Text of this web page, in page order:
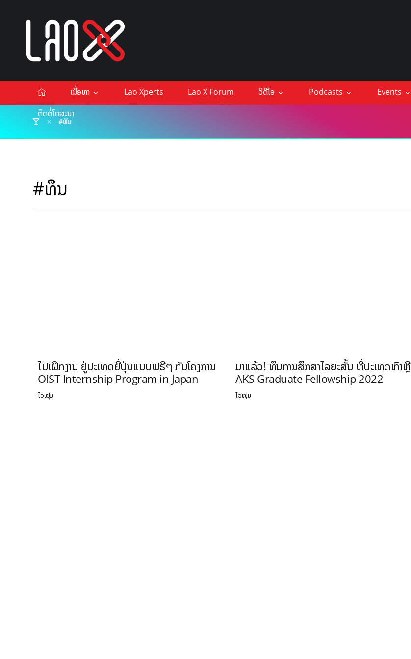
ເນື້ອຫາ Lao Xperts Lao X Forum ວິດີໂອ Podcasts Events
ຕິດຕໍ່ໂຄສະນາ
#ທຶນ
#ທຶນ
ໄປເຝິກງານ ຢູ່ປະເທດຍີ່ປຸ່ນແບບຟຣີໆ ກັບໂຄງການ
OIST Internship Program in Japan
ໄວໜຸ່ມ
ມາແລ້ວ! ທຶນການສຶກສາໄລຍະສັ້ນ ທີ່ປະເທດເກົາຫຼີ
AKS Graduate Fellowship 2022
ໄວໜຸ່ມ